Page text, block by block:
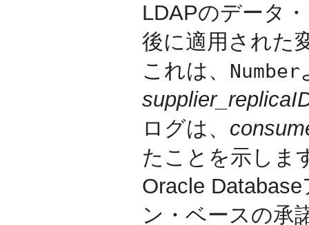
LDAPのデータ
後に適用された
これは、 Number
ログは、
たことを示しま
Oracle
ン・ベースの承